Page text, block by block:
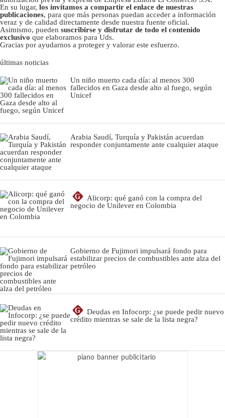
En su lugar, los invitamos a compartir el enlace de nuestras
publicaciones, para que más personas puedan acceder a información
veraz y de calidad directamente desde nuestra fuente oficial.
Asimismo, pueden suscribirse y disfrutar de todo el contenido
exclusivo que elaboramos para Uds.
Gracias por ayudarnos a proteger y valorar este esfuerzo.
últimas noticias
Un niño muerto cada día: al menos 300
fallecidos en Gaza desde alto al fuego, según
Unicef
Arabia Saudí, Turquía y Pakistán acuerdan
responder conjuntamente ante cualquier ataque
G
Alicorp: qué ganó con la compra del
negocio de Unilever en Colombia
Gobierno de Fujimori impulsará fondo para
estabilizar precios de combustibles ante alza del
petróleo
G
Deudas en Infocorp: ¿se puede pedir nuevo
crédito mientras se sale de la lista negra?